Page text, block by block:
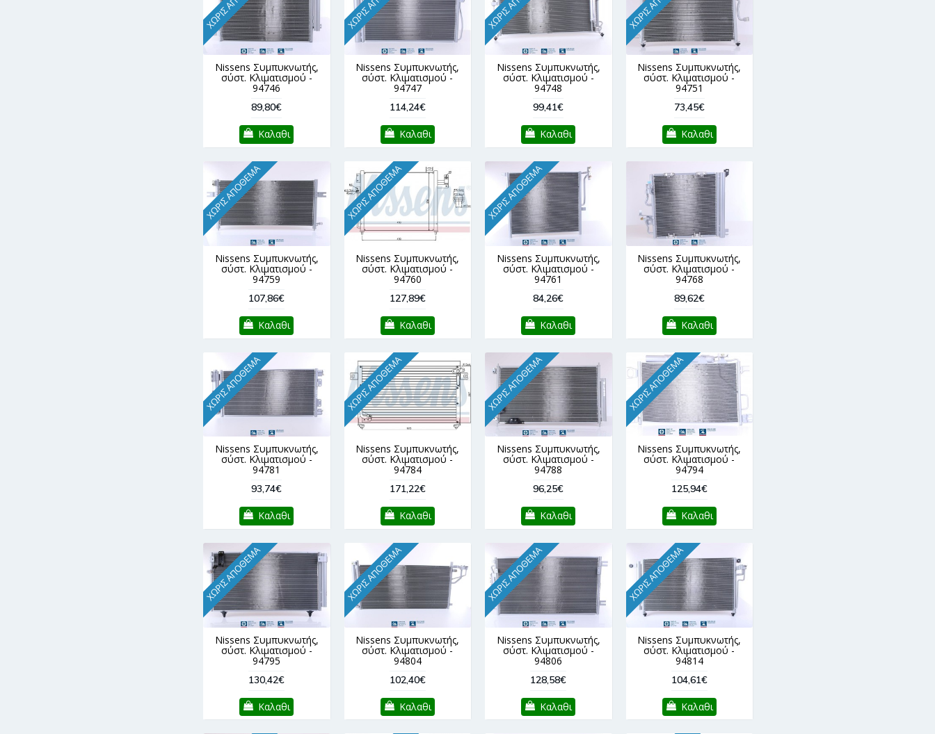
Nissens Συμπυκνωτής,
σύστ. Κλιματισμού -
94746
89,80€
Καλαθι
Nissens Συμπυκνωτής,
σύστ. Κλιματισμού -
94747
114,24€
Καλαθι
Nissens Συμπυκνωτής,
σύστ. Κλιματισμού -
94748
99,41€
Καλαθι
Nissens Συμπυκνωτής,
σύστ. Κλιματισμού -
94751
73,45€
Καλαθι
ΧΩΡΊΣ ΑΠΌΘΕΜΑ
Nissens Συμπυκνωτής,
σύστ. Κλιματισμού -
94759
107,86€
Καλαθι
ΧΩΡΊΣ ΑΠΌΘΕΜΑ
Nissens Συμπυκνωτής,
σύστ. Κλιματισμού -
94760
127,89€
Καλαθι
ΧΩΡΊΣ ΑΠΌΘΕΜΑ
Nissens Συμπυκνωτής,
σύστ. Κλιματισμού -
94761
84,26€
Καλαθι
Nissens Συμπυκνωτής,
σύστ. Κλιματισμού -
94768
89,62€
Καλαθι
ΧΩΡΊΣ ΑΠΌΘΕΜΑ
Nissens Συμπυκνωτής,
σύστ. Κλιματισμού -
94781
93,74€
Καλαθι
ΧΩΡΊΣ ΑΠΌΘΕΜΑ
Nissens Συμπυκνωτής,
σύστ. Κλιματισμού -
94784
171,22€
Καλαθι
ΧΩΡΊΣ ΑΠΌΘΕΜΑ
Nissens Συμπυκνωτής,
σύστ. Κλιματισμού -
94788
96,25€
Καλαθι
ΧΩΡΊΣ ΑΠΌΘΕΜΑ
Nissens Συμπυκνωτής,
σύστ. Κλιματισμού -
94794
125,94€
Καλαθι
ΧΩΡΊΣ ΑΠΌΘΕΜΑ
Nissens Συμπυκνωτής,
σύστ. Κλιματισμού -
94795
130,42€
Καλαθι
ΧΩΡΊΣ ΑΠΌΘΕΜΑ
Nissens Συμπυκνωτής,
σύστ. Κλιματισμού -
94804
102,40€
Καλαθι
ΧΩΡΊΣ ΑΠΌΘΕΜΑ
Nissens Συμπυκνωτής,
σύστ. Κλιματισμού -
94806
128,58€
Καλαθι
ΧΩΡΊΣ ΑΠΌΘΕΜΑ
Nissens Συμπυκνωτής,
σύστ. Κλιματισμού -
94814
104,61€
Καλαθι